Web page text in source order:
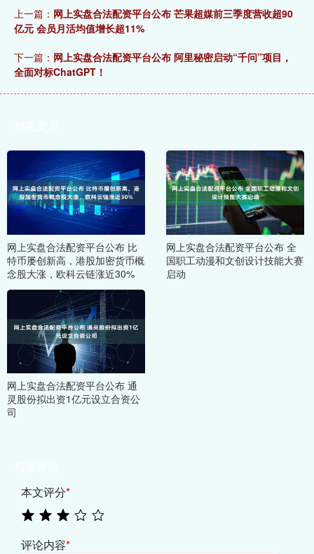
上一篇： 网上实盘合法配资平台公布 芒果超媒前三季度营收超90
亿元 会员月活均值增长超11%
下一篇： 网上实盘合法配资平台公布 阿里秘密启动“千问”项目，
全面对标ChatGPT！
网上实盘合法配资平台公布 比
特币屡创新高，港股加密货币概
念股大涨，欧科云链涨近30%
网上实盘合法配资平台公布 全
国职工动漫和文创设计技能大赛
启动
网上实盘合法配资平台公布 通
灵股份拟出资1亿元设立合资公
司
本文评分*
评论内容*